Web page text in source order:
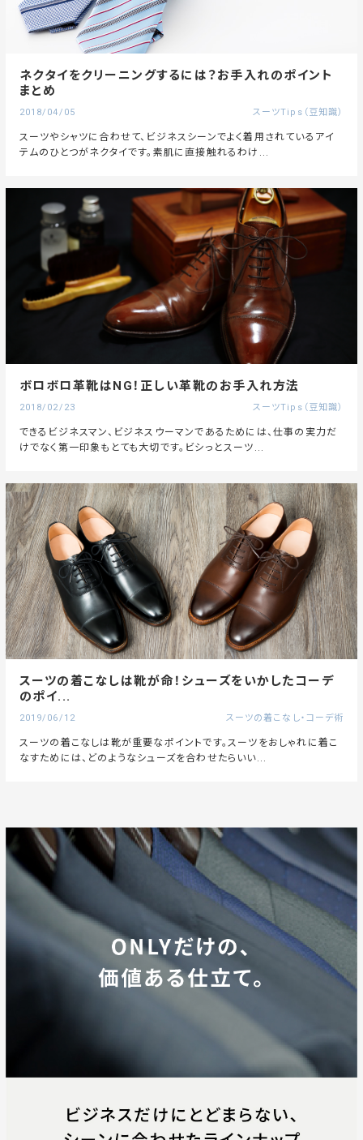
ネクタイをクリーニングするには？お手入れのポイント
まとめ
2018/04/05 スーツTips（豆知識）
スーツやシャツに合わせて、ビジネスシーンでよく着用されているアイ
テムのひとつがネクタイです。素肌に直接触れるわけ...
ボロボロ革靴はNG！正しい革靴のお手入れ方法
2018/02/23 スーツTips（豆知識）
できるビジネスマン、ビジネスウーマンであるためには、仕事の実力だ
けでなく第一印象もとても大切です。ビシっとスーツ...
スーツの着こなしは靴が命！シューズをいかしたコーデ
のポイ...
2019/06/12 スーツの着こなし・コーデ術
スーツの着こなしは靴が重要なポイントです。スーツをおしゃれに着こ
なすためには、どのようなシューズを合わせたらいい...